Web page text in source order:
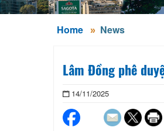
Home News
Lâm Đồng phê
14/11/2025